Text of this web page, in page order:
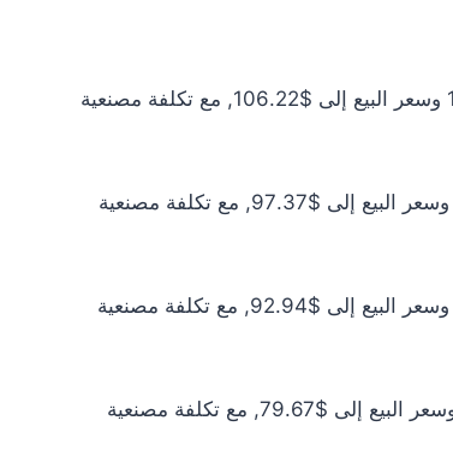
سعر الذهب عيار 24 اليوم يبلغ $93.75 للشراء الخام و$96.56 للبيع الخام. أما مع إضافة المصنعية، فيرتفع سعر الشراء إلى $103.13 وسعر البيع إلى $106.22, مع تكلفة مصنعية
سعر الذهب عيار 22 اليوم يبلغ $85.94 للشراء الخام و$88.52 للبيع الخام. أما مع إضافة المصنعية، فيرتفع سعر الشراء إلى $94.53 وسعر البيع إلى $97.37, مع تكلفة مصنعية
سعر الذهب عيار 21 اليوم يبلغ $82.03 للشراء الخام و$84.49 للبيع الخام. أما مع إضافة المصنعية، فيرتفع سعر الشراء إلى $90.24 وسعر البيع إلى $92.94, مع تكلفة مصنعية
سعر الذهب عيار 18 اليوم يبلغ $70.31 للشراء الخام و$72.42 للبيع الخام. أما مع إضافة المصنعية، فيرتفع سعر الشراء إلى $77.35 وسعر البيع إلى $79.67, مع تكلفة مصنعية